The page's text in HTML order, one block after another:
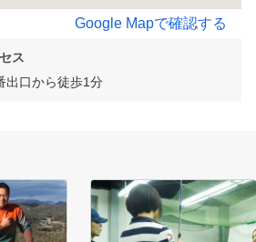
Google Mapで確認する
ス
出口から徒歩1分